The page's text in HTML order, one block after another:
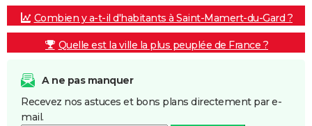
Combien y a-t-il d'habitants à Saint-Mamert-du-Gard ?
Quelle est la ville la plus peuplée de France ?
A ne pas manquer
Recevez nos astuces et bons plans directement par e-
mail.